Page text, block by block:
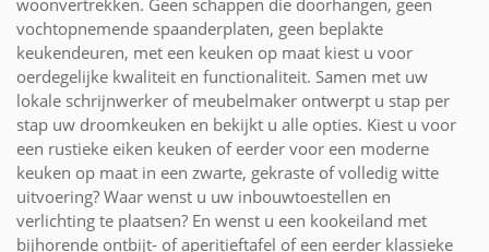
woonvertrekken. Geen schappen die doorhangen, geen
vochtopnemende spaanderplaten, geen beplakte
keukendeuren, met een keuken op maat kiest u voor
oerdegelijke kwaliteit en functionaliteit. Samen met uw
lokale schrijnwerker of meubelmaker ontwerpt u stap per
stap uw droomkeuken en bekijkt u alle opties. Kiest u voor
een rustieke eiken keuken of eerder voor een moderne
keuken op maat in een zwarte, gekraste of volledig witte
uitvoering? Waar wenst u uw inbouwtoestellen en
verlichting te plaatsen? En wenst u een kookeiland met
bijhorende ontbijt- of aperitieftafel of een eerder klassieke